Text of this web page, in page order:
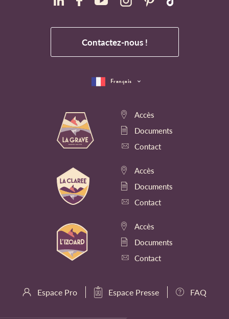
Contactez-nous !
Accès
Documents
Contact
Accès
Documents
Contact
Accès
Documents
Contact
Espace Pro Espace Presse FAQ
Français